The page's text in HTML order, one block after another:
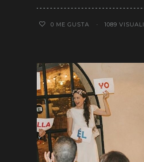
0 ME GUSTA 1089